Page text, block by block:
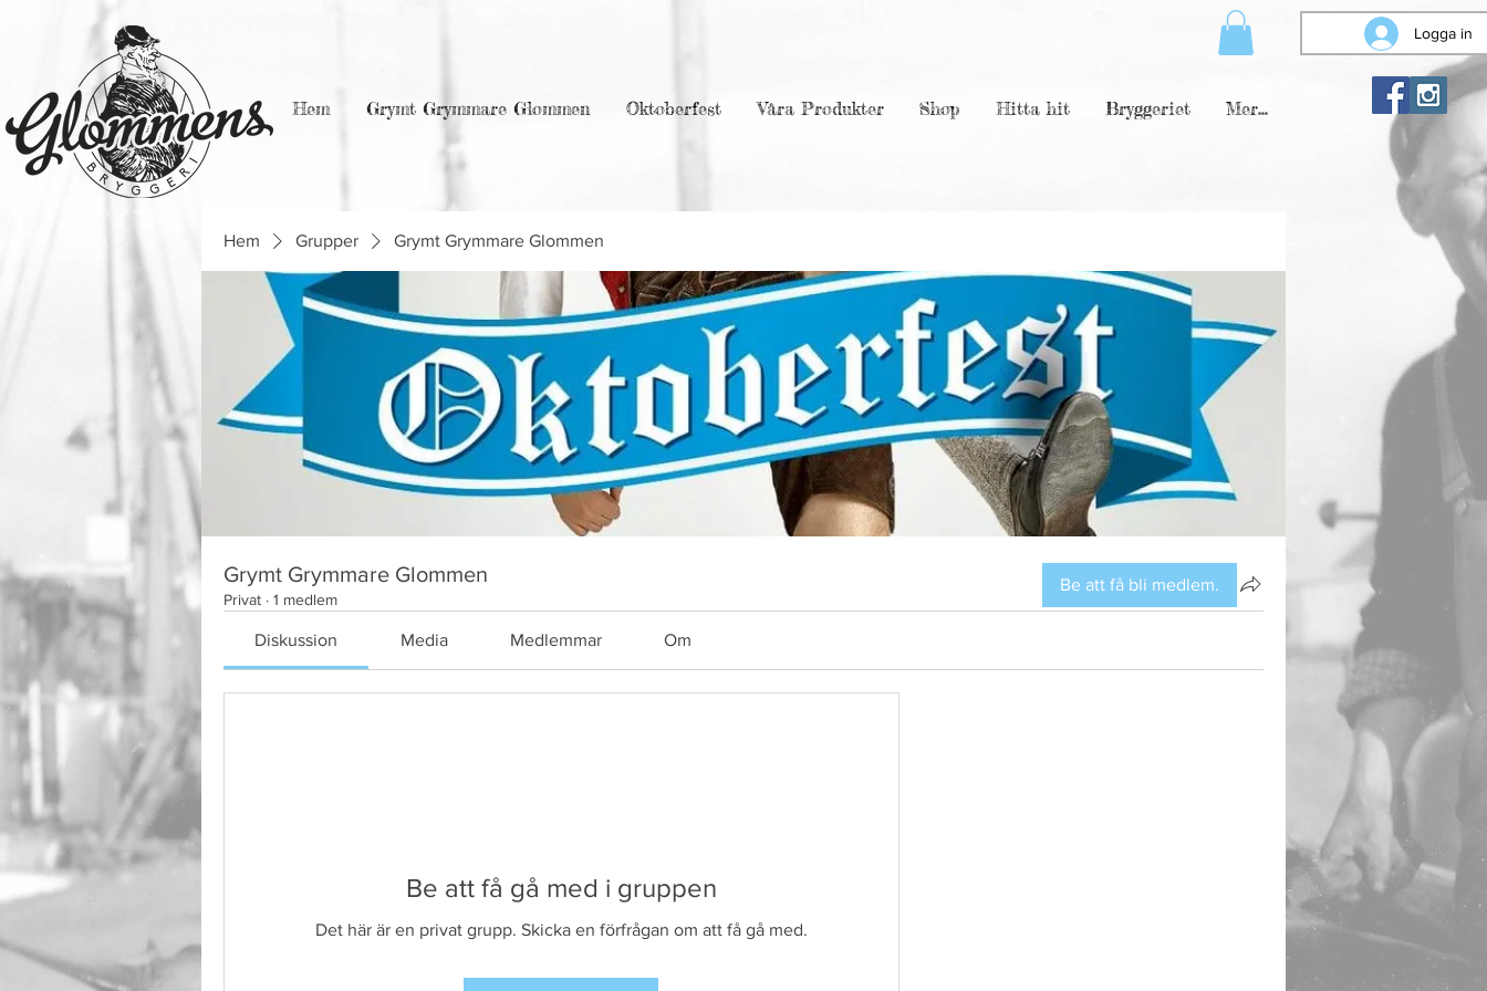
Hem Grymt Grymmare Glommen Oktoberfest Våra Produkter Shop Hitta hit Bryggeriet Mer...
Logga in
Hem Grupper Grymt Grymmare Glommen
Grymt Grymmare Glommen
Privat · 1 medlem
Be att få bli medlem.
Diskussion Media Medlemmar Om
Be att få gå med i gruppen
Det här är en privat grupp. Skicka en förfrågan om att få gå med.